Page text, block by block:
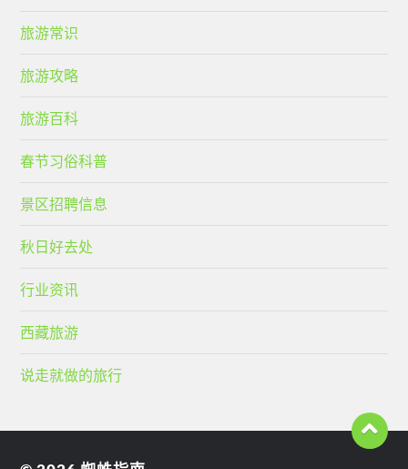
旅游常识
旅游攻略
旅游百科
春节习俗科普
景区招聘信息
秋日好去处
行业资讯
西藏旅游
说走就做的旅行